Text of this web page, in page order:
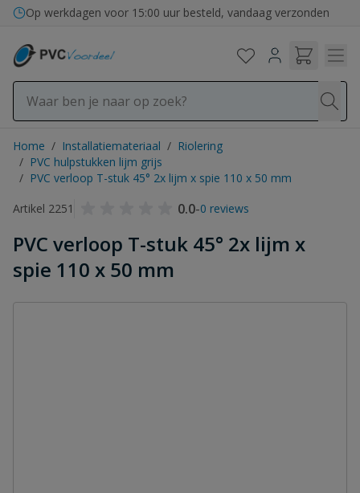
Ga naar de inhoud
Op werkdagen voor 15:00 uur besteld, vandaag verzonden
Home / Installatiemateriaal / Riolering
/ PVC hulpstukken lijm grijs
/ PVC verloop T-stuk 45° 2x lijm x spie 110 x 50 mm
Artikel 2251
0.0-0 reviews
PVC verloop T-stuk 45° 2x lijm x
spie 110 x 50 mm